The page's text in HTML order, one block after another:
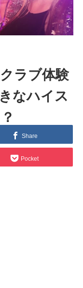
ラブ体験
なハイス
Share
Pocket